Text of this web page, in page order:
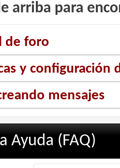
arriba para
de foro
y configuración
mensajes
Ayuda (FAQ)